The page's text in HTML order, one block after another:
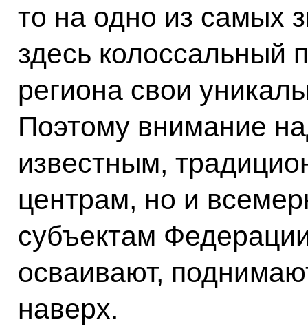
то на одно из самых
здесь колоссальный
региона свои
Поэтому внимание
известным,
центрам, но и
субъектам
осваивают,
наверх.